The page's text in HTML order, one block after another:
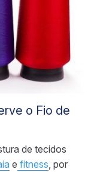
o Fio de
de tecidos
e fitness , por